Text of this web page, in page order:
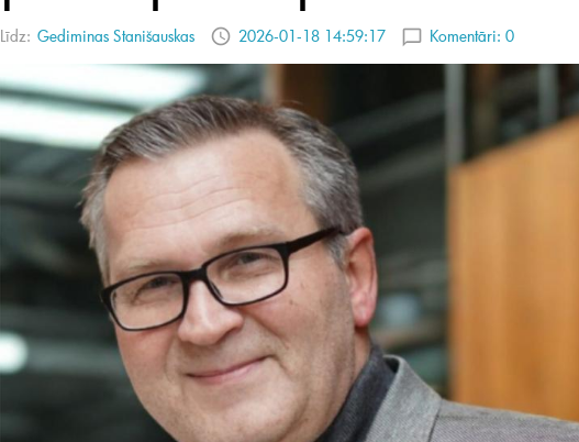
Līdz: Gediminas Stanišauskas 2026-01-18 14:59:17 Komentāri: 0